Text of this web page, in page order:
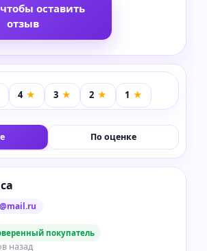
оставить
отзыв
По оценке
покупатель
назад